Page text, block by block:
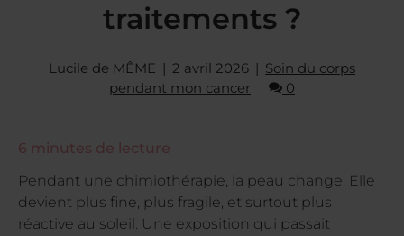
traitements ?
Lucile de MÊME 2 avril 2026
Soin du corps
pendant mon cancer
0
6 minutes de lecture
Pendant une chimiothérapie, la peau change. Elle
devient plus fine, plus fragile, et surtout plus
réactive au soleil. Une exposition qui passait